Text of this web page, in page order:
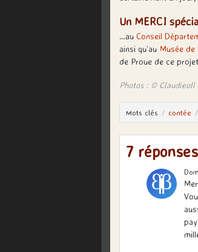
Un MERCI
…auConseil
ainsi qu’au Musée
de Proue de ce
Photos : © Claudieoll
Mots clés contée
7